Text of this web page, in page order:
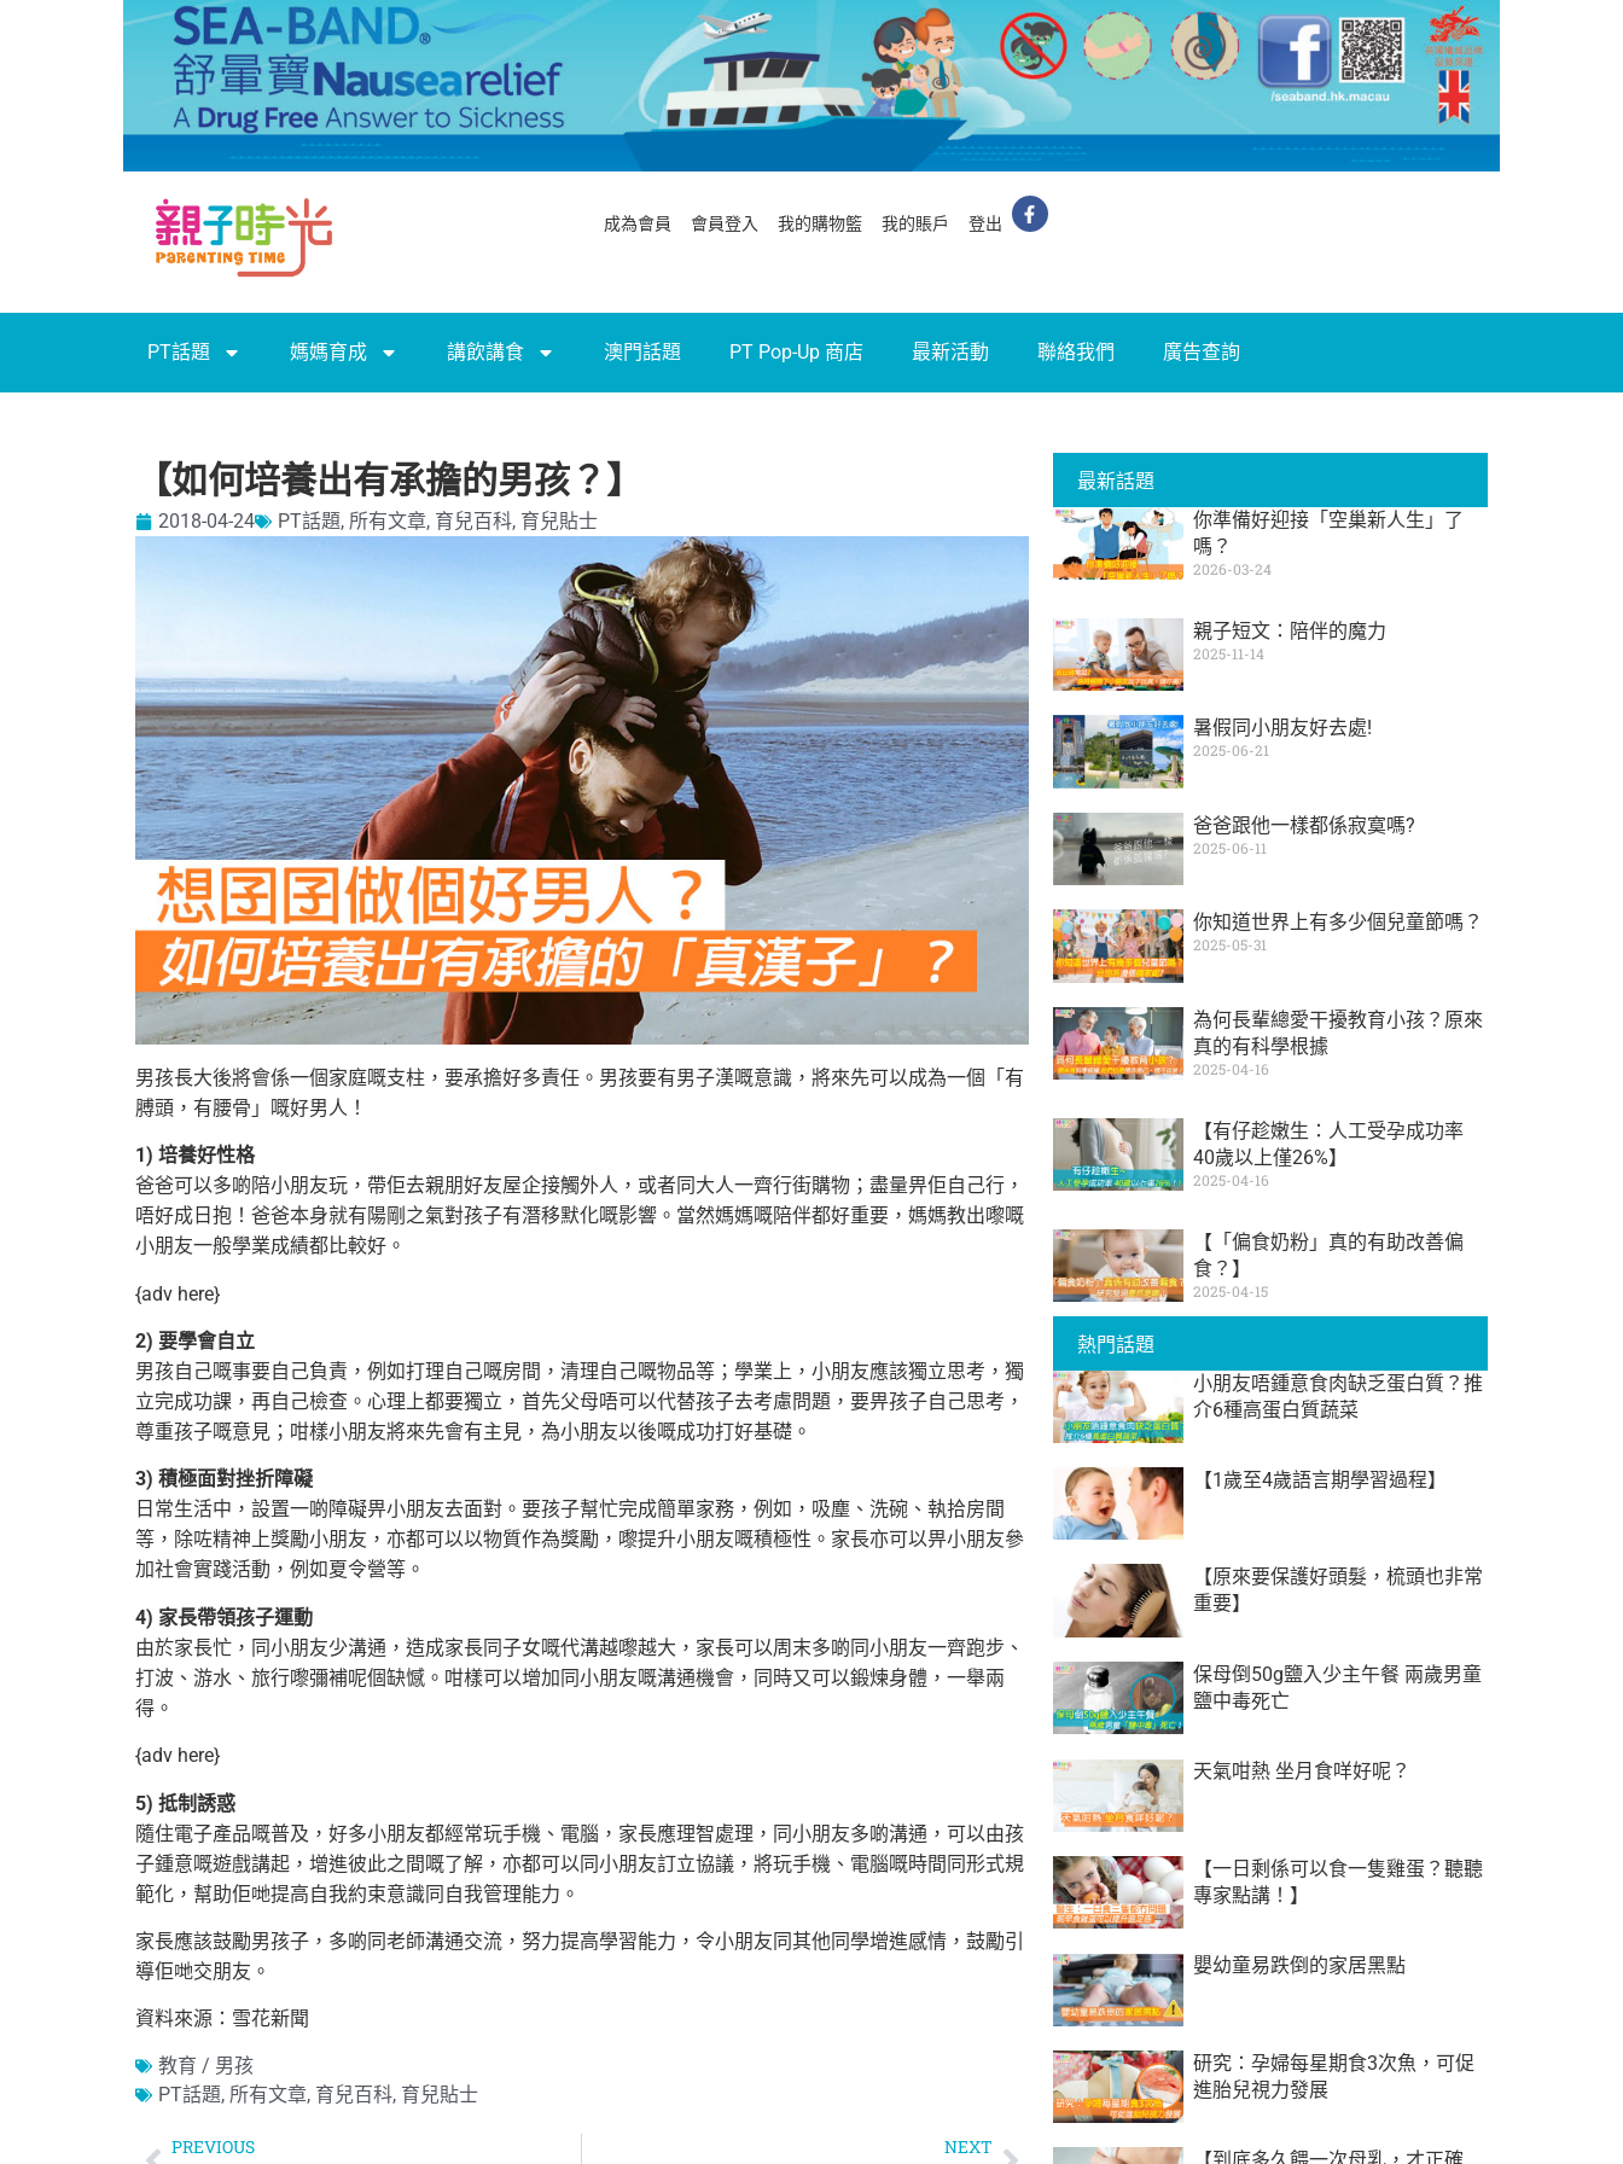
成為會員 會員登入 我的購物籃 我的賬戶 登出
PT話題 媽媽育成 講飲講食 澳門話題 PT Pop-Up 商店 最新活動 聯絡我們 廣告查詢
【如何培養出有承擔的男孩？】
2018-04-24 PT話題, 所有文章, 育兒百科, 育兒貼士
男孩長大後將會係一個家庭嘅支柱，要承擔好多責任。男孩要有男子漢嘅意識，將來先可以成為一個「有
膊頭，有腰骨」嘅好男人！
1) 培養好性格
爸爸可以多啲陪小朋友玩，帶佢去親朋好友屋企接觸外人，或者同大人一齊行街購物；盡量畀佢自己行，
唔好成日抱！爸爸本身就有陽剛之氣對孩子有潛移默化嘅影響。當然媽媽嘅陪伴都好重要，媽媽教出嚟嘅
小朋友一般學業成績都比較好。
{adv here}
2) 要學會自立
男孩自己嘅事要自己負責，例如打理自己嘅房間，清理自己嘅物品等；學業上，小朋友應該獨立思考，獨
立完成功課，再自己檢查。心理上都要獨立， 首先父母唔可以代替孩子去考慮問題，要畀孩子自己思考，
尊重孩子嘅意見；咁樣小朋友將來先會有主見，為小朋友以後嘅成功打好基礎。
3) 積極面對挫折障礙
日常生活中，設置一啲障礙畀小朋友去面對。要孩子幫忙完成簡單家務，例如，吸塵、洗碗、執拾房間
等，除咗精神上獎勵小朋友，亦都可以以物質作為獎勵，嚟提升小朋友嘅積極性。家長亦可以畀小朋友參
加社會實踐活動，例如夏令營等。
4) 家長帶領孩子運動
由於家長忙，同小朋友少溝通，造成家長同子女嘅代溝越嚟越大，家長可以周末多啲同小朋友一齊跑步、
打波、游水、旅行嚟彌補呢個缺憾。 咁樣可以增加同小朋友嘅溝通機會，同時又可以鍛煉身體，一舉兩
得。
{adv here}
5) 抵制誘惑
隨住電子產品嘅普及，好多小朋友都經常玩手機、電腦，家長應理智處理，同小朋友多啲溝通，可以由孩
子鍾意嘅遊戲講起，增進彼此之間嘅了解， 亦都可以同小朋友訂立協議，將玩手機、電腦嘅時間同形式規
範化，幫助佢哋提高自我約束意識同自我管理能力。
家長應該鼓勵男孩子，多啲同老師溝通交流，努力提高學習能力，令小朋友同其他同學增進感情，鼓勵引
導佢哋交朋友。
資料來源：雪花新聞
教育 / 男孩
PT話題, 所有文章, 育兒百科, 育兒貼士
PREVIOUS NEXT
最新話題
你準備好迎接「空巢新人生」了
嗎？
2026-03-24
親子短文：陪伴的魔力
2025-11-14
暑假同小朋友好去處!
2025-06-21
爸爸跟他一樣都係寂寞嗎?
2025-06-11
你知道世界上有多少個兒童節嗎？
2025-05-31
為何長輩總愛干擾教育小孩？原來
真的有科學根據
2025-04-16
【有仔趁嫩生：人工受孕成功率
40歲以上僅26%】
2025-04-16
【「偏食奶粉」真的有助改善偏
食？】
2025-04-15
熱門話題
小朋友唔鍾意食肉缺乏蛋白質？推
介6種高蛋白質蔬菜
【1歲至4歲語言期學習過程】
【原來要保護好頭髮，梳頭也非常
重要】
保母倒50g鹽入少主午餐 兩歲男童
鹽中毒死亡
天氣咁熱 坐月食咩好呢？
【一日剩係可以食一隻雞蛋？聽聽
專家點講！】
嬰幼童易跌倒的家居黑點
研究：孕婦每星期食3次魚，可促
進胎兒視力發展